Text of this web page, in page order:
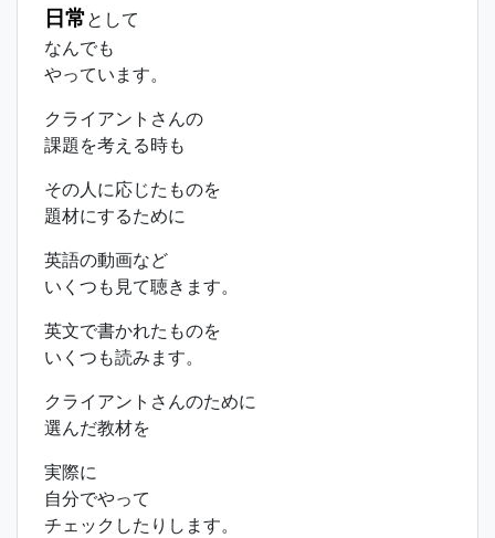
日常として
なんでも
やっています。
クライアントさんの
課題を考える時も
その人に応じたものを
題材にするために
英語の動画など
いくつも見て聴きます。
英文で書かれたものを
いくつも読みます。
クライアントさんのために
選んだ教材を
実際に
自分でやって
チェックしたりします。